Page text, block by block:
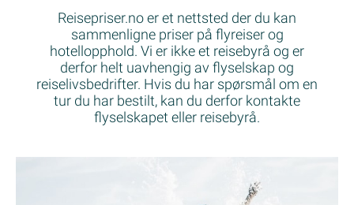
Reisepriser.no er et nettsted der du kan
sammenligne priser på flyreiser og
hotellopphold. Vi er ikke et reisebyrå og er
derfor helt uavhengig av flyselskap og
reiselivsbedrifter. Hvis du har spørsmål om en
tur du har bestilt, kan du derfor kontakte
flyselskapet eller reisebyrå.